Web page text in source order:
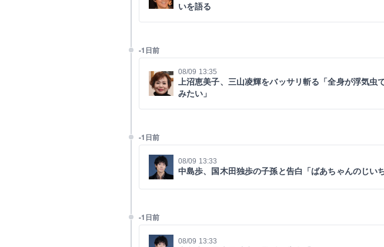
いを語る
-1日前
08/09 13:35
上沼恵美子、三山凌輝をバッサリ斬る「全身が浮気虫
みたい」
-1日前
08/09 13:33
中島歩、国木田独歩の子孫と告白「ばあちゃんのじい
-1日前
08/09 13:33